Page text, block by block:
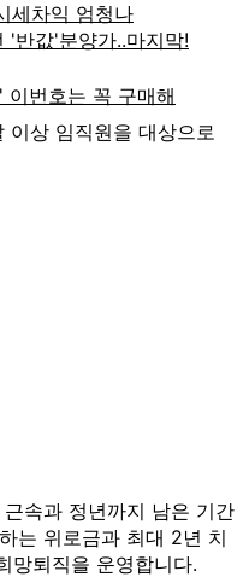
상 임직원을 대상으로
속과 정년까지 남은 기간
는 위로금과 최대 2년 치
망퇴직을 운영합니다.